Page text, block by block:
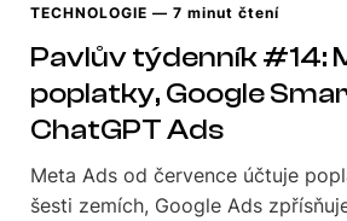
TECHNOLOGIE — 7 minut čtení
Pavlův týdenník #14:
poplatky, Google
ChatGPT Ads
Meta Ads od července účtuje
šesti zemích, Google Ads